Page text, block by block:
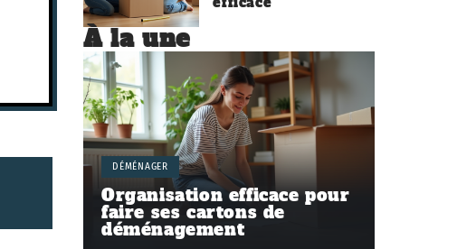
À la une
DÉMÉNAGER
Organisation efficace pour
faire ses cartons de
déménagement